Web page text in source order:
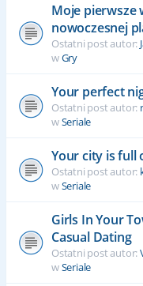
Moje pierwsze
nowoczesnej
Ostatni post autor:
wGry
Your perfect
Ostatni post autor:
wSeriale
Your city is full
Ostatni post autor:
wSeriale
Girls In Your
Casual Dating
Ostatni post autor:
wSeriale